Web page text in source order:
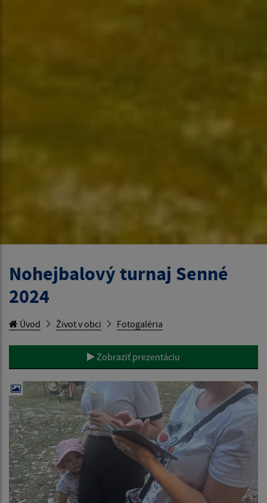
Nohejbalový turnaj Senné
2024
Úvod Život v obci Fotogaléria
Zobraziť prezentáciu